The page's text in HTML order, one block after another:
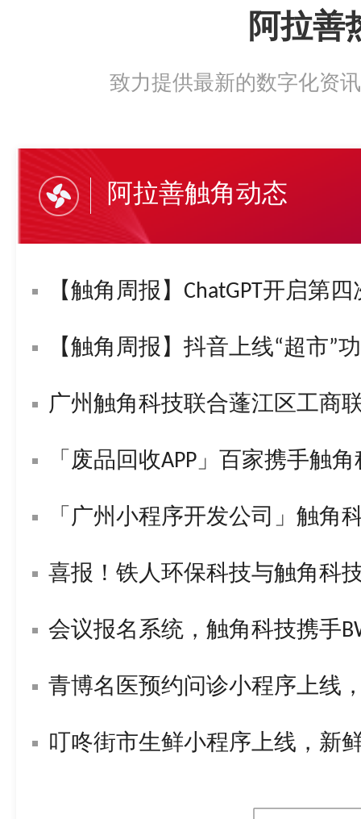
阿拉善
致力提供最新的数字化资
阿拉善触角动态
【触角周报】ChatGPT开启第四
【触角周报】抖音上线“超市”功能！字节复活“悟空问答”！苹
广州触角科技联合蓬江区工商
「废品回收APP」百家携手触
「广州小程序开发公司」触角
喜报！铁人环保科技与触角科技签署
会议报名系统，触角科技携手BWL
青博名医预约问诊小程序上线
叮咚街市生鲜小程序上线，新